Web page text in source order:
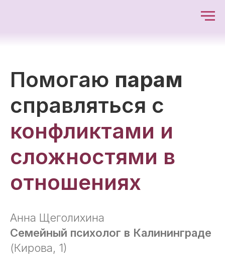
Помогаю парам
справляться с
конфликтами и
сложностями в
отношениях
Анна Щеголихина
Семейный психолог в Калининграде
(Кирова, 1)